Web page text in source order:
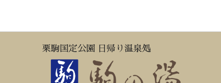
栗駒国定公園 日帰り温泉処